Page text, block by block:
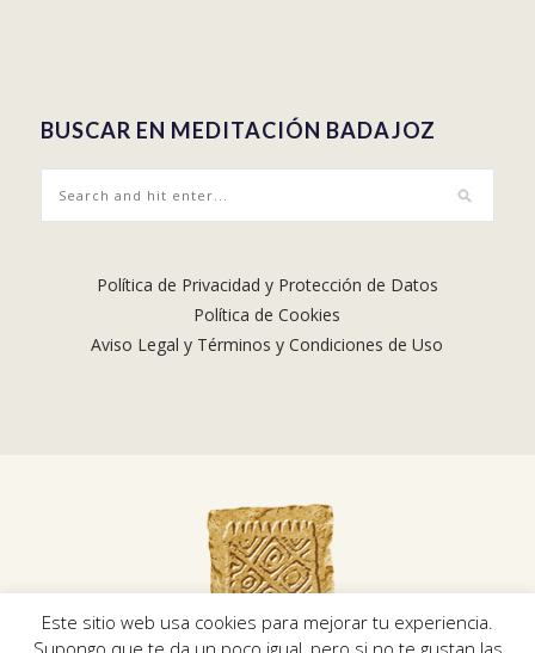
BUSCAR EN MEDITACIÓN BADAJOZ
Política de Privacidad y Protección de Datos
Política de Cookies
Aviso Legal y Términos y Condiciones de Uso
Este sitio web usa cookies para mejorar tu experiencia.
Supongo que te da un poco igual, pero si no te gustan las